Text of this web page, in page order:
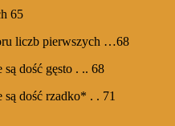
65
liczb pierwszych …68
dość gęsto . .. 68
dość rzadko* . . 71